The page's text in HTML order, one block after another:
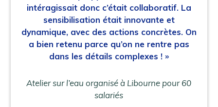
intéragissait donc c’était collaboratif. La
sensibilisation était innovante et
dynamique, avec des actions concrètes. On
a bien retenu parce qu’on ne rentre pas
dans les détails complexes ! »
Atelier sur l’eau organisé à Libourne pour 60
salariés